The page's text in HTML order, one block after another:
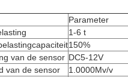
Parameter
1-6 t
150%
van de sensor DC5-12V
van de sensor
1.0000Mv/v